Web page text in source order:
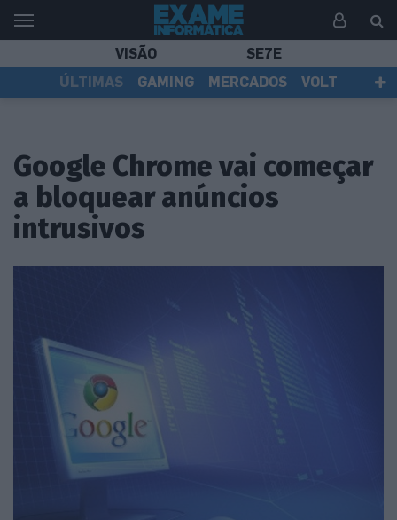
VISÃO
SE7E
ÚLTIMAS
GAMING MERCADOS
VOLT
Google Chrome vai começar
a bloquear anúncios
intrusivos